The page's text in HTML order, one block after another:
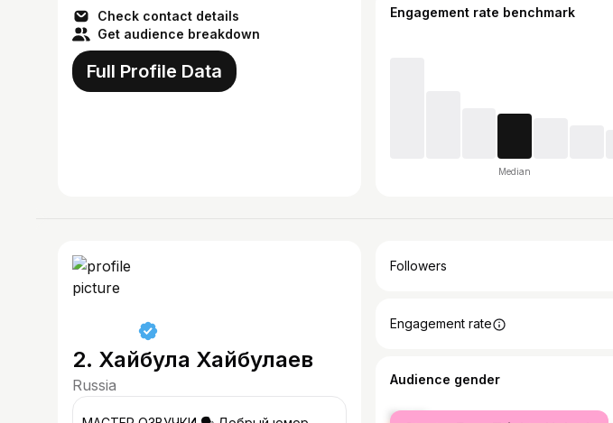
Check contact details
Get audience breakdown
Full Profile Data
Engagement rate benchmark
Median
2. Хайбула Хайбулаев
Russia
Followers
Engagement rate
Audience gender
female